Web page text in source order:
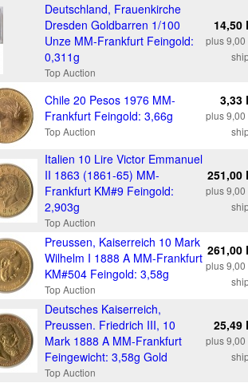
Deutschland, Frauenkirche
Dresden Goldbarren 1/100
Unze MM-Frankfurt Feingold:
0,311g
Top Auction
14,50
plus 9,00
Chile 20 Pesos 1976 MM-
Frankfurt Feingold: 3,66g
Top Auction
3,33
plus 9,00
Italien 10 Lire Victor Emmanuel
II 1863 (1861-65) MM-
Frankfurt KM#9 Feingold:
2,903g
Top Auction
251,00
plus 9,00
Preussen, Kaiserreich 10 Mark
Wilhelm I 1888 A MM-Frankfurt
KM#504 Feingold: 3,58g
Top Auction
261,00
plus 9,00
Deutsches Kaiserreich,
Preussen. Friedrich III, 10
Mark 1888 A MM-Frankfurt
Feingewicht: 3,58g Gold
Top Auction
25,49
plus 9,00